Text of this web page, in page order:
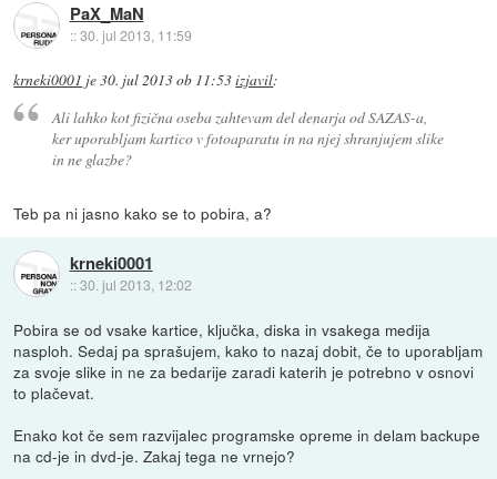
PaX_MaN
::30. jul 2013, 11:59
krneki0001 je30. jul 2013 ob 11:53izjavil:
Ali lahko kot fizična oseba zahtevam del denarja od SAZAS-a,
ker uporabljam kartico v fotoaparatu in na njej shranjujem slike
in ne glazbe?
Teb pa ni jasno kako se to pobira, a?
krneki0001
::30. jul 2013, 12:02
Pobira se od vsake kartice, ključka, diska in vsakega medija
nasploh. Sedaj pa sprašujem, kako to nazaj dobit, če to uporabljam
za svoje slike in ne za bedarije zaradi katerih je potrebno v osnovi
to plačevat.
Enako kot če sem razvijalec programske opreme in delam backupe
na cd-je in dvd-je. Zakaj tega ne vrnejo?